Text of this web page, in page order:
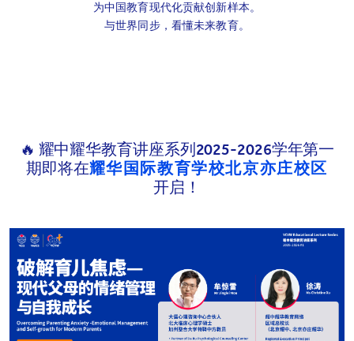
为中国教育现代化贡献创新样本。
与世界同步，看懂未来教育。
🔥 耀中耀华教育讲座系列2025-2026学年第一
期即将在耀华国际教育学校北京亦庄校区
开启！